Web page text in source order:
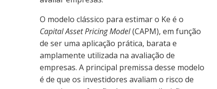
O modelo clássico para estimar o Ke é o
Capital Asset Pricing Model(CAPM), em função
de ser uma aplicação prática, barata e
amplamente utilizada na avaliação de
empresas. A principal premissa desse modelo
é de que os investidores avaliam o risco de